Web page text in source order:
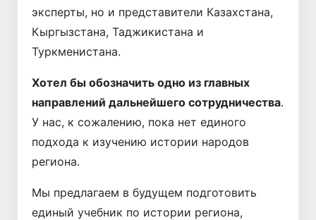
эксперты, но и представители Казахстана,
Кыргызстана, Таджикистана и
Туркменистана.
Хотел бы обозначить одно из главных
направлений дальнейшего сотрудничества.
У нас, к сожалению, пока нет единого
подхода к изучению истории народов
региона.
Мы предлагаем в будущем подготовить
единый учебник по истории региона,